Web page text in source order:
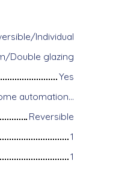
Individual
Double glazing
Yes
Disabled access, Air conditioning, Janitor, Digicode, Home automation equipment, Fiber optic Internet, Guardian, Intercom, Motorized gate, Armored door, Alarm system, Videophone
Reversible
1
1